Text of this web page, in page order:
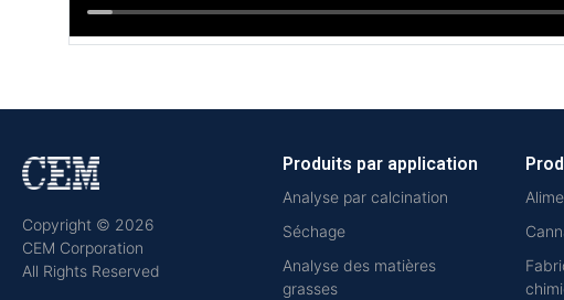
Copyright © 2026
CEM Corporation
All Rights Reserved
Produits par application
Analyse par calcination
Séchage
Analyse des matières
grasses